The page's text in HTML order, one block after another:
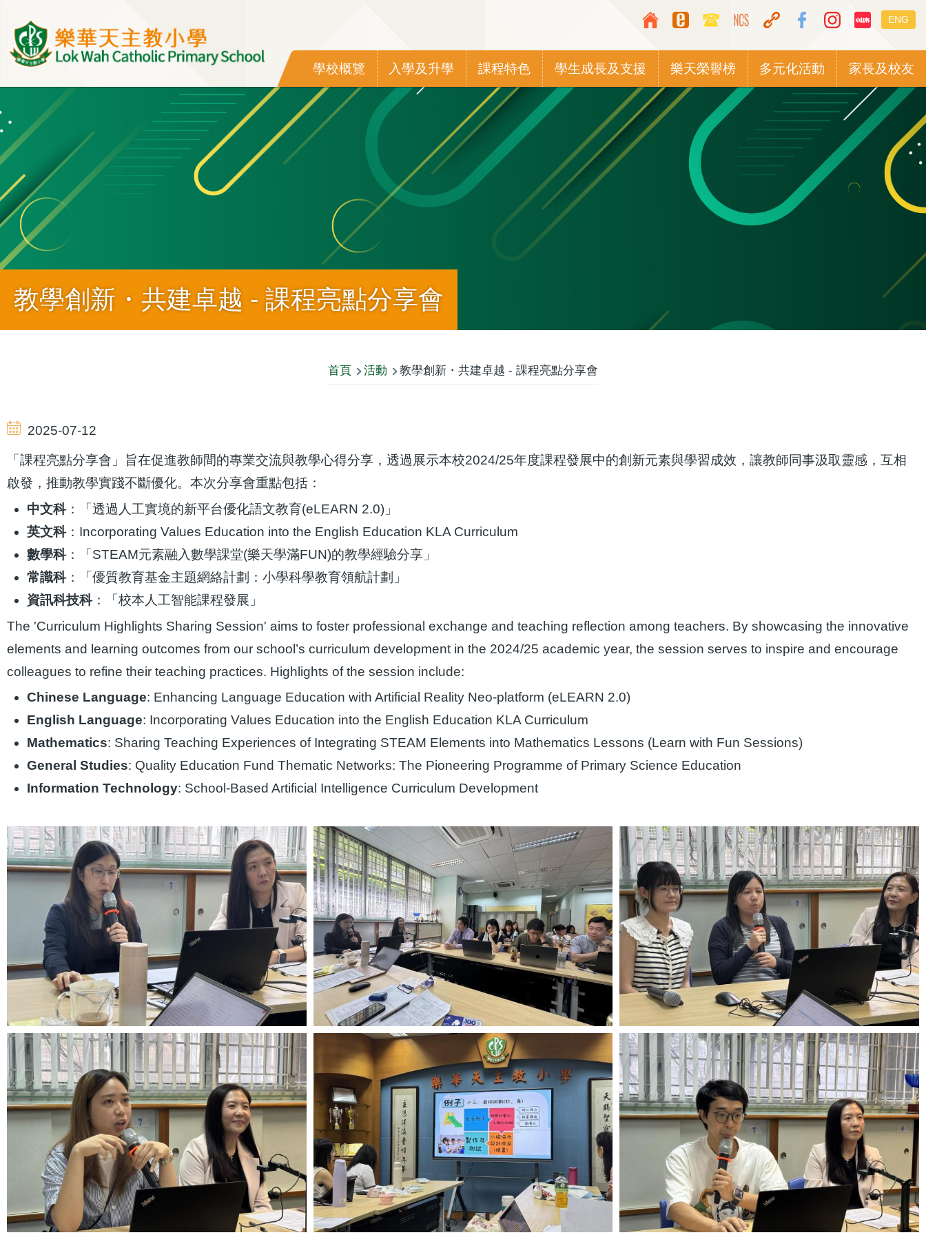
Top
Media
Icon
Button
switcher
ENG
Main
navigation
學校概覽 入學及升學 課程特色 學生成長及支援 樂天榮譽榜 多元化活動 家長及校友
教學創新・共建卓越 - 課程亮點分享會
航
連
結
首頁 活動 教學創新・共建卓越 - 課程亮點分享會
2025-07-12
「課程亮點分享會」旨在促進教師間的專業交流與教學心得分享，透過展示本校2024/25年度課程發展中的創新元素與學習成效，讓教師同事汲取靈感，互相
啟發，推動教學實踐不斷優化。本次分享會重點包括：
中文科：「透過人工實境的新平台優化語文教育(eLEARN 2.0)」
英文科：Incorporating Values Education into the English Education KLA Curriculum
數學科：「STEAM元素融入數學課堂(樂天學滿FUN)的教學經驗分享」
常識科：「優質教育基金主題網絡計劃：小學科學教育領航計劃」
資訊科技科：「校本人工智能課程發展」
The 'Curriculum Highlights Sharing Session' aims to foster professional exchange and teaching reflection among teachers. By showcasing the innovative
elements and learning outcomes from our school’s curriculum development in the 2024/25 academic year, the session serves to inspire and encourage
colleagues to refine their teaching practices. Highlights of the session include:
Chinese Language: Enhancing Language Education with Artificial Reality Neo-platform (eLEARN 2.0)
English Language: Incorporating Values Education into the English Education KLA Curriculum
Mathematics: Sharing Teaching Experiences of Integrating STEAM Elements into Mathematics Lessons (Learn with Fun Sessions)
General Studies: Quality Education Fund Thematic Networks: The Pioneering Programme of Primary Science Education
Information Technology: School-Based Artificial Intelligence Curriculum Development